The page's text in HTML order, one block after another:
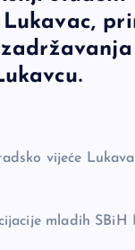
vijeće
mladih